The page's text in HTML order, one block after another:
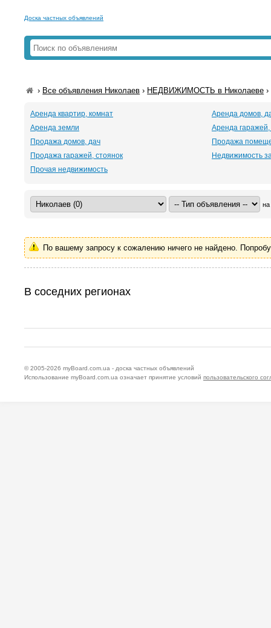
Доска частных объявлений
› Все объявления Николаев › НЕДВИЖИМОСТЬ в Николаеве ›
Аренда квартир, комнат
Аренда домов,
Аренда земли
Аренда гаражей,
Продажа домов, дач
Продажа
Продажа гаражей, стоянок
Недвижимость
Прочая недвижимость
на
По вашему запросу к сожалению ничего не найдено.
В соседних регионах
© 2005-2026 myBoard.com.ua - доска частных объявлений
Использование myBoard.com.ua означает принятие условий пользовательского